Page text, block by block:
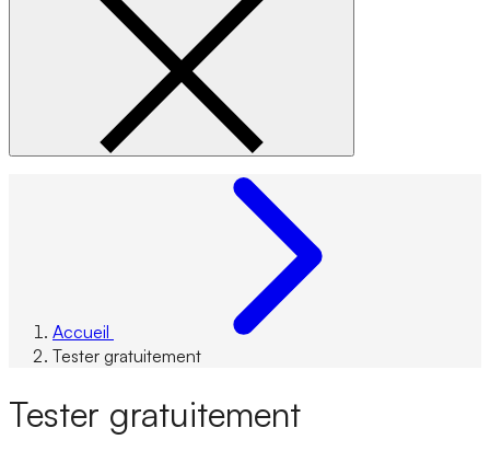
Accueil
Tester gratuitement
Tester gratuitement